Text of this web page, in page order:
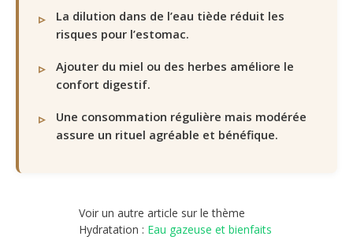
La dilution dans de l’eau tiède réduit les
risques pour l’estomac.
Ajouter du miel ou des herbes améliore le
confort digestif.
Une consommation régulière mais modérée
assure un rituel agréable et bénéfique.
Voir un autre article sur le thème
Hydratation : Eau gazeuse et bienfaits